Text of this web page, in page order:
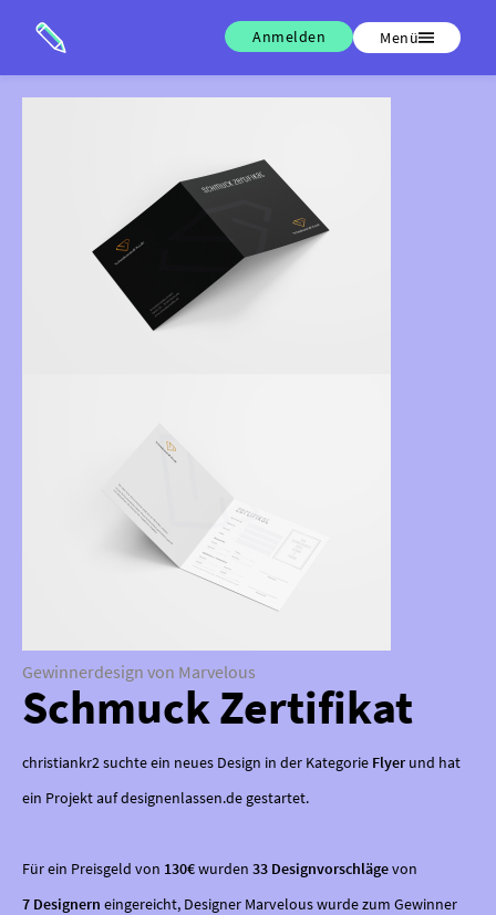
Anmelden Menü
Gewinnerdesign von Marvelous
Schmuck Zertifikat
christiankr2 suchte ein neues Design in der Kategorie Flyerund hat
ein Projekt auf designenlassen.de gestartet.
Für ein Preisgeld von 130€wurden 33 Designvorschlägevon
7 Designern eingereicht, Designer Marvelous wurde zum Gewinner